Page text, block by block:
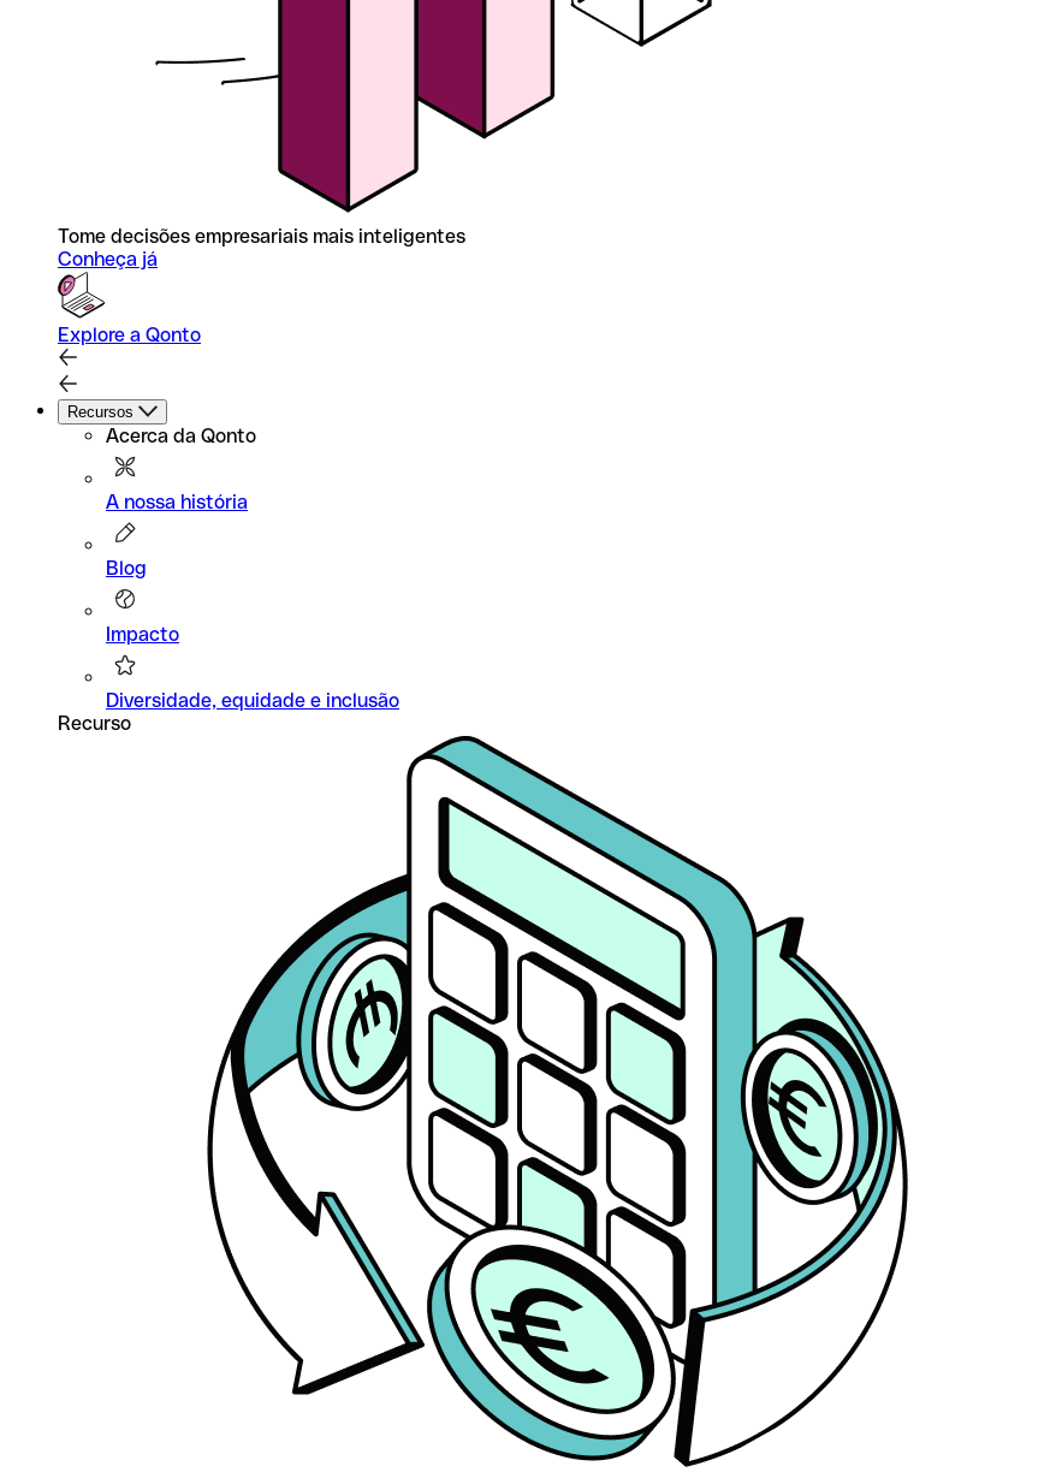
Tome decisões empresariais mais inteligentes
Conheça já
Explore a Qonto
Recursos
Acerca da Qonto
A nossa história
Blog
Impacto
Diversidade, equidade e inclusão
Recurso